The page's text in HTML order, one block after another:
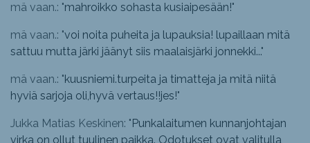
mä vaan.: "mahroikko sohasta kusiaipesään!"
mä vaan.: "voi noita puheita ja lupauksia! lupaillaan mitä
sattuu mutta järki jäänyt siis maalaisjärki jonnekki..."
mä vaan.: "kuusniemi.turpeita ja timatteja ja mitä niitä
hyviä sarjoja oli,hyvä vertaus!!jes!"
Jukka Matias Keskinen: "Punkalaitumen kunnanjohtajan
virka on ollut tuulinen paikka. Odotukset ovat valitulla